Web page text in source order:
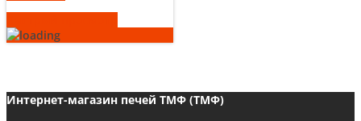
Интернет-магазин печей ТМФ (ТМФ)